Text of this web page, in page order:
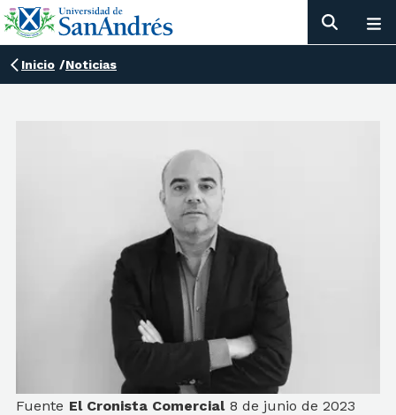
Inicio /Noticias
Fuente El Cronista Comercial 8 de junio de 2023